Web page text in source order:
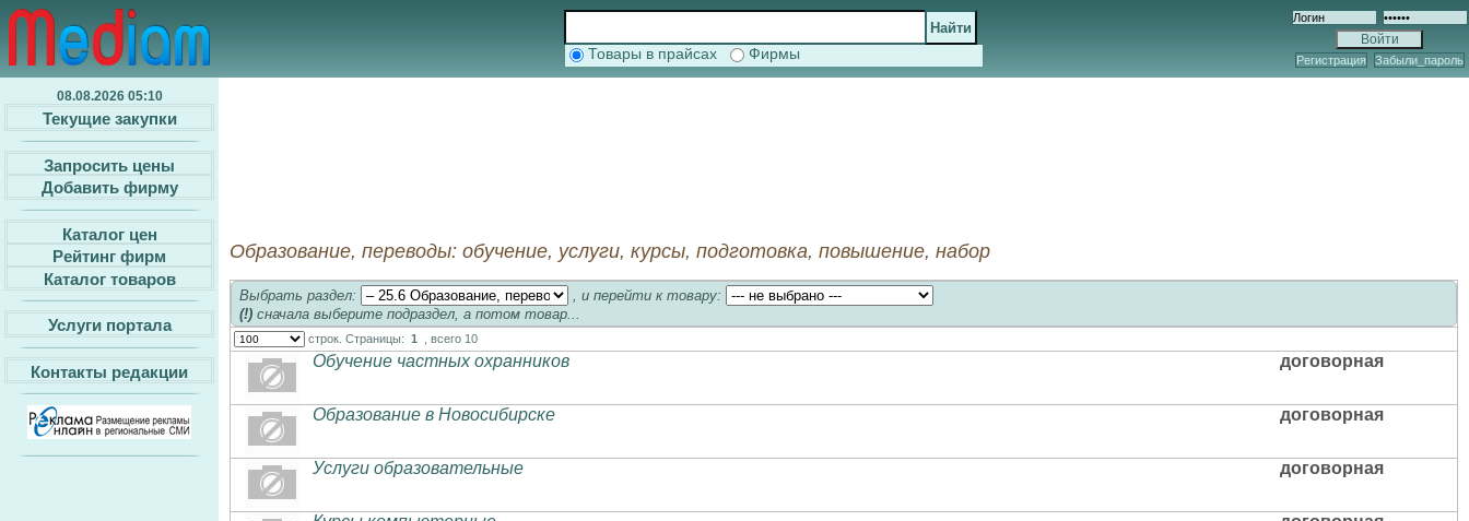
Товары в прайсах Фирмы Регистрация Забыли_пароль
08.08.2026 05:10
Текущие закупки
Запросить цены
Добавить фирму
Каталог цен
Рейтинг фирм
Каталог товаров
Услуги портала
Контакты редакции
Образование, переводы: обучение, услуги, курсы, подготовка, повышение, набор
Выбрать раздел:
, и перейти к товару:
(!) сначала выберите подраздел, а потом товар...
строк. Страницы: 1 , всего 10
Обучение частных охранников договорная
Образование в Новосибирске договорная
Услуги образовательные договорная